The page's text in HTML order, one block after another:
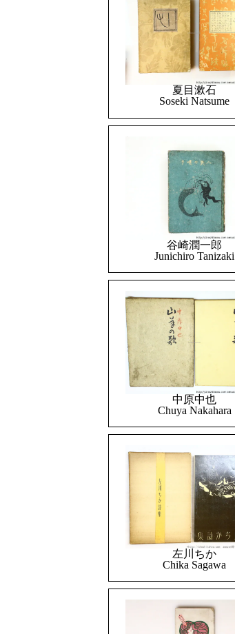
夏目漱石
Soseki Natsume
谷崎潤一郎
Junichiro Tanizaki
中原中也
Chuya Nakahara
左川ちか
Chika Sagawa